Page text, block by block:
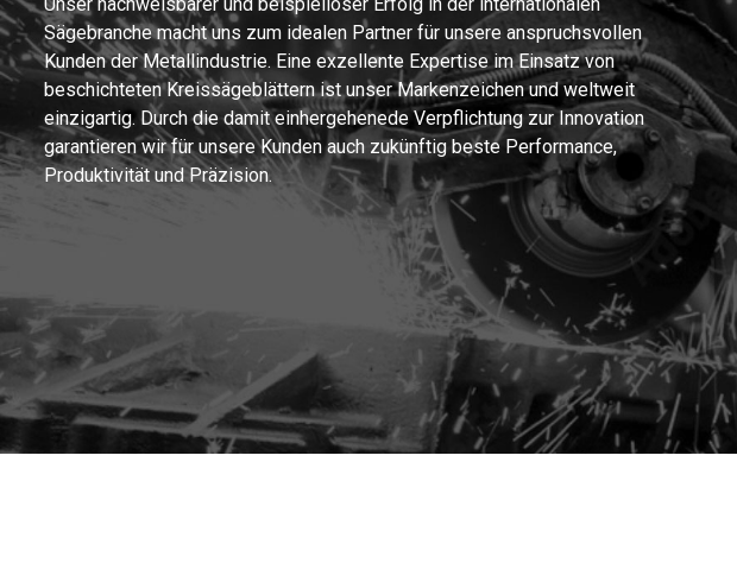
Sägebranche macht uns zum idealen Partner für unsere anspruchsvollen
Kunden der Metallindustrie. Eine exzellente Expertise im Einsatz von
beschichteten Kreissägeblättern ist unser Markenzeichen und weltweit
einzigartig. Durch die damit einhergehenede Verpflichtung zur Innovation
garantieren wir für unsere Kunden auch zukünftig beste Performance,
Produktivität und Präzision.